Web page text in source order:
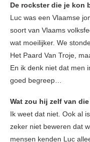
De rockster die je kon
Luc was een Vlaamse
soort van Vlaams
wat moeilijker. We
Het Paard Van Troje,
En ik denk niet dat men
goed begreep…
Wat zou hij zelf van
Ik weet dat niet. Ook al
zeker niet beweren dat
mensen kenden Luc